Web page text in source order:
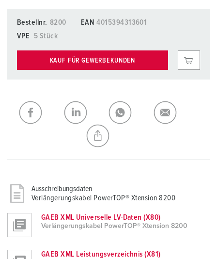
Bestellnr. 8200 EAN 4015394313601
VPE
5 Stück
KAUF FÜR GEWERBEKUNDEN
Ausschreibungsdaten
Verlängerungskabel PowerTOP® Xtension 8200
GAEB XML Universelle LV-Daten (X80)
Verlängerungskabel PowerTOP® Xtension 8200
GAEB XML Leistungsverzeichnis (X81)